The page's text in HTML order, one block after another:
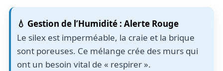
💧 Gestion de l’Humidité : Alerte Rouge
Le silex est imperméable, la craie et la brique
sont poreuses. Ce mélange crée des murs qui
ont un besoin vital de « respirer ».